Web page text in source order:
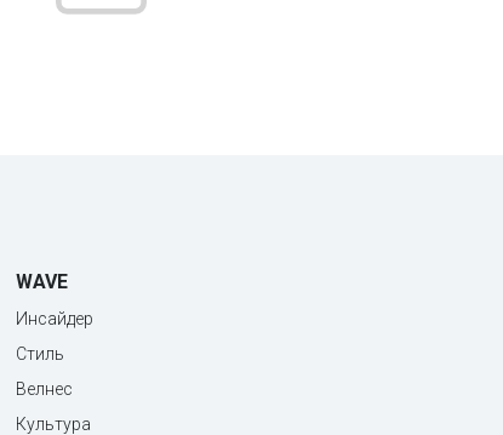
WAVE
Инсайдер
Стиль
Велнес
Культура